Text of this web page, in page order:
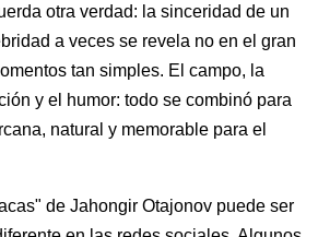
otra verdad: la sinceridad de un
a veces se revela no en el gran
tan simples. El campo, la
y el humor: todo se combinó para
natural y memorable para el
de Jahongir Otajonov puede ser